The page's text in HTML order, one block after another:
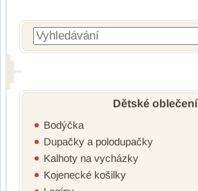
Vyhledávání
Dětské oblečení
Bodýčka
Dupačky a polodupačky
Kalhoty na vycházky
Kojenecké košilky